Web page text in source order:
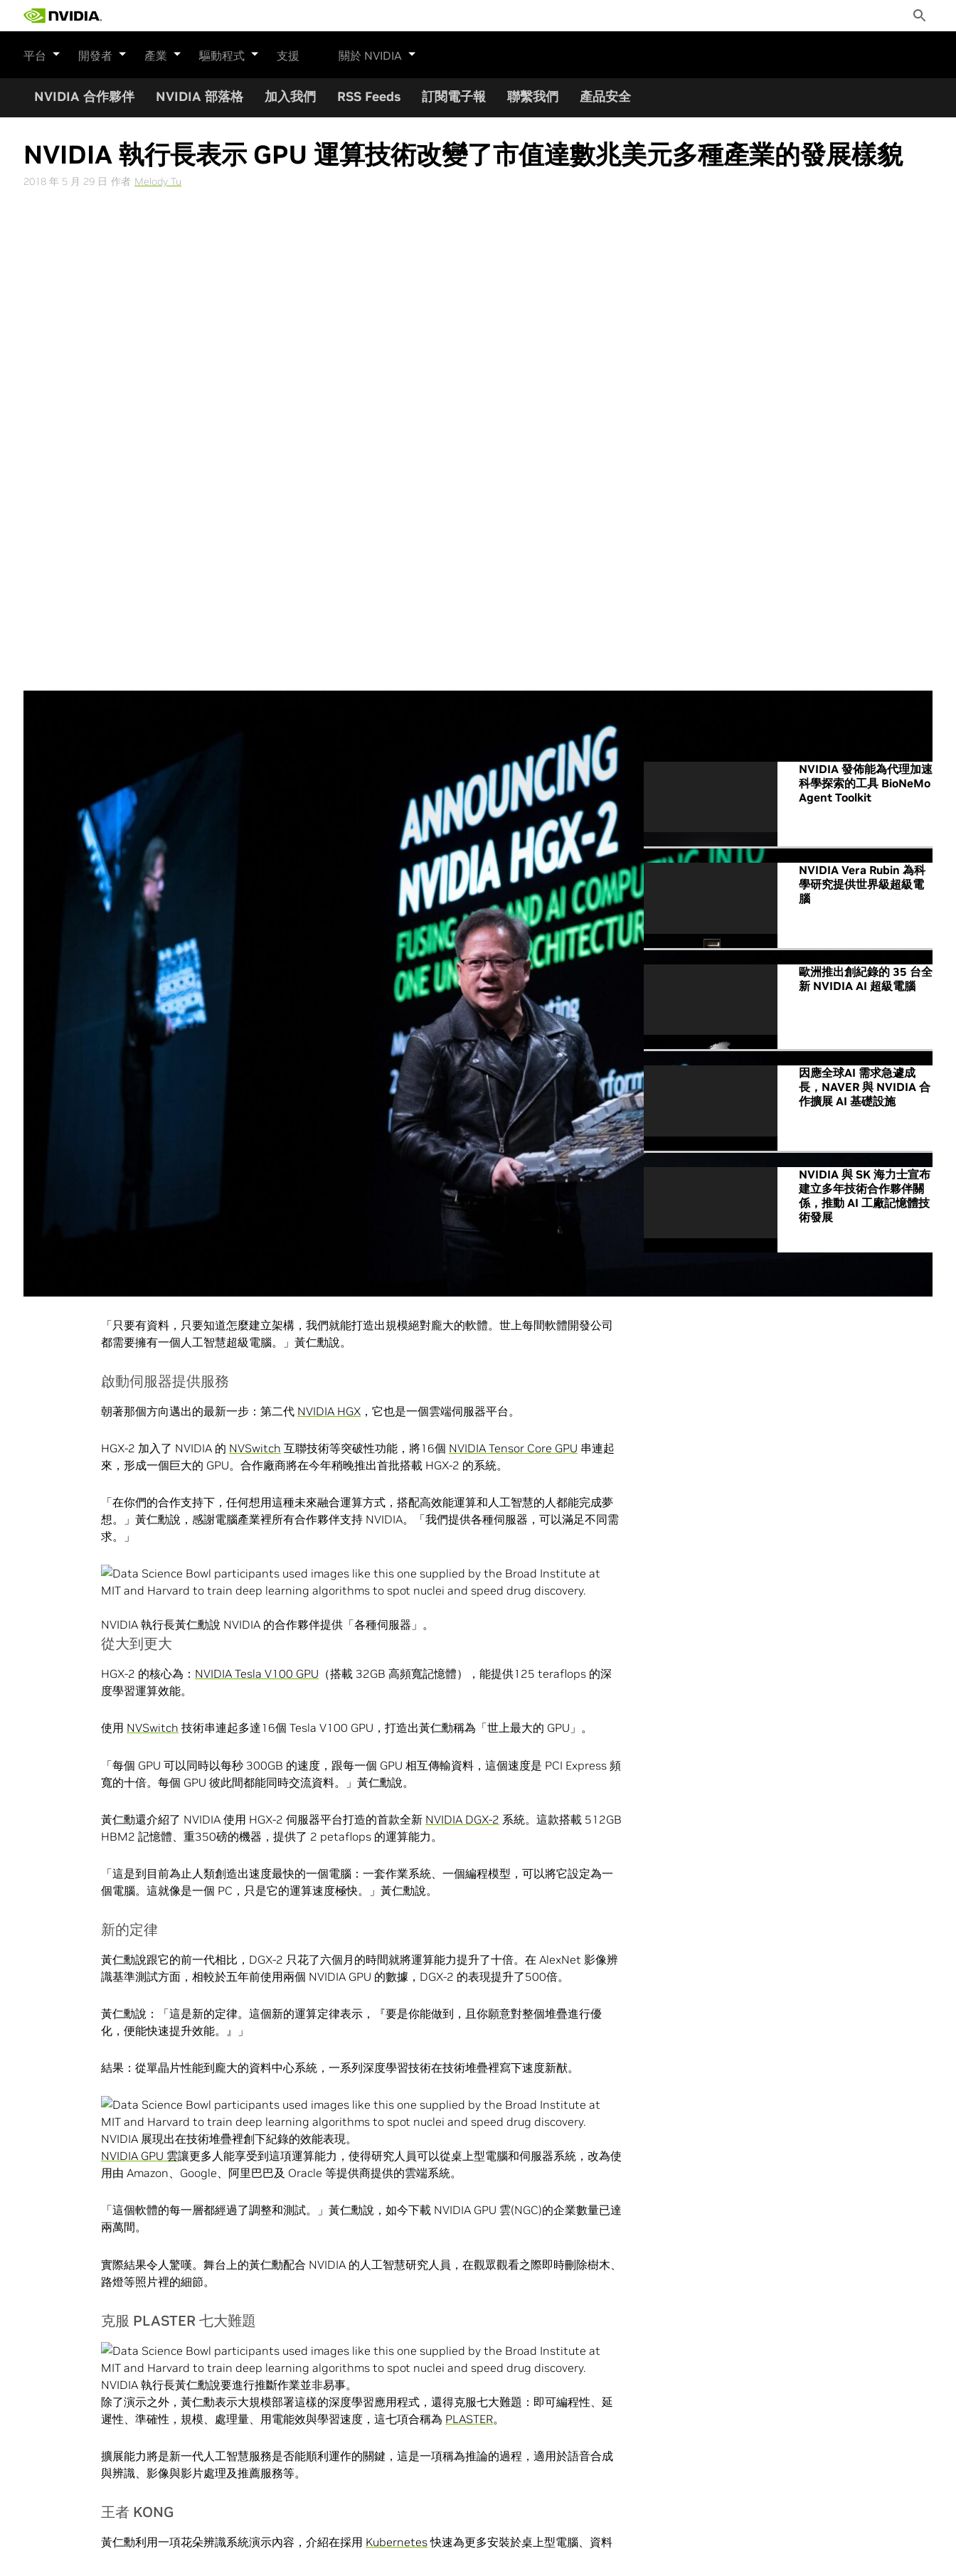
Toggle
Search
平台 開發者 產業 驅動程式 支援 關於 NVIDIA
NVIDIA 合作夥伴 NVIDIA 部落格 加入我們 RSS Feeds 訂閱電子報 聯繫我們 產品安全
NVIDIA 執行長表示 GPU 運算技術改變了市值達數兆美元多種產業的發展樣貌
2018 年 5 月 29 日 作者 Melody Tu
NVIDIA 執行長黃仁勳宣布推出 HGX-2，讓伺服器製造商為全球規模最龐大的產業打造更強大的系統。
NVIDIA 執行長黃仁勳宣布推出 HGX-2，這是雲端伺服器平台的一款「基礎材料」，讓伺服器製造商能採
用 NVIDIA GPU 打造更強大的高效能運算與人工智慧系統。
黃仁勳週三在
活動表示，HGX-2 是雲端伺服器平台家族的最新成員，此平台的運算
能力在五年內成長了500倍，獲得包括各大電腦製造商與獨立軟體開發商在內之商業生態體系的支持。
黃仁勳表示，GPU 在這項運算商業生態體系裡處於核心位置，將為全球市值達數兆美元之多個產業帶來
翻天覆地的改變。他說就只是加入更多的運算能力，便為材料科學、能源與醫學等領域帶來一系列的突
破性進展。
「如今對於運算能力的需求，較過往都還要更大，我們需要這項運算表現繼續延伸下去，我們需要放大
摩爾定律。」黃仁勳對擠滿 GTC Taiwan 會場的兩千多名技術人員、開發員、研究員、政府官員及媒體
這麼說。NVIDIA 今年將在全球各大科技重鎮舉辦七場人工智慧相關活動，GTC Taiwan是其中的第二
NVIDIA 將在今年於全球各地舉行七場人工智慧大會，有兩千名嘉賓出席第二場活動。
黃仁勳長達兩小時的主題演講，為第一天由來自台灣地區及跨國企業之專家率領的開創性人工智慧議題
黃仁勳細述有著 GPU 助力之深度學習技術所推動的科技圈「寒武紀大爆炸」現象。黃仁勳說在不到十年
的時間裡，GPU 的運算能力成長了20倍，代表每年成長1.7倍，這個數字遠遠超越了摩爾定律。
「只要有資料，只要知道怎麼建立架構，我們就能打造出規模絕對龐大的軟體。世上每間軟體開發公司
都需要擁有一個人工智慧超級電腦。」黃仁勳說。
啟動伺服器提供服務
朝著那個方向邁出的最新一步：第二代 NVIDIA HGX ，它也是一個雲端伺服器平台。
HGX-2 加入了 NVIDIA 的 NVSwitch 互聯技術等突破性功能，將16個 NVIDIA Tensor Core GPU 串連起
來，形成一個巨大的 GPU。合作廠商將在今年稍晚推出首批搭載 HGX-2 的系統。
「在你們的合作支持下，任何想用這種未來融合運算方式，搭配高效能運算和人工智慧的人都能完成夢
想。」黃仁勳說，感謝電腦產業裡所有合作夥伴支持 NVIDIA。「我們提供各種伺服器，可以滿足不同需
求。」
NVIDIA 執行長黃仁勳說 NVIDIA 的合作夥伴提供「各種伺服器」。
從大到更大
HGX-2 的核心為： NVIDIA Tesla V100 GPU （搭載 32GB 高頻寬記憶體），能提供125 teraflops 的深
度學習運算效能。
使用 NVSwitch 技術串連起多達16個 Tesla V100 GPU，打造出黃仁勳稱為「世上最大的 GPU」。
「每個 GPU 可以同時以每秒 300GB 的速度，跟每一個 GPU 相互傳輸資料，這個速度是 PCI Express 頻
寬的十倍。每個 GPU 彼此間都能同時交流資料。」黃仁勳說。
黃仁勳還介紹了 NVIDIA 使用 HGX-2 伺服器平台打造的首款全新 NVIDIA DGX-2 系統。這款搭載 512GB
HBM2 記憶體、重350磅的機器，提供了 2 petaflops 的運算能力。
「這是到目前為止人類創造出速度最快的一個電腦：一套作業系統、一個編程模型，可以將它設定為一
個電腦。這就像是一個 PC，只是它的運算速度極快。」黃仁勳說。
新的定律
黃仁勳說跟它的前一代相比，DGX-2 只花了六個月的時間就將運算能力提升了十倍。在 AlexNet 影像辨
識基準測試方面，相較於五年前使用兩個 NVIDIA GPU 的數據，DGX-2 的表現提升了500倍。
黃仁勳說：「這是新的定律。這個新的運算定律表示，『要是你能做到，且你願意對整個堆疊進行優
化，便能快速提升效能。』」
結果：從單晶片性能到龐大的資料中心系統，一系列深度學習技術在技術堆疊裡寫下速度新猷。
NVIDIA 展現出在技術堆疊裡創下紀錄的效能表現。
NVIDIA GPU 雲讓更多人能享受到這項運算能力，使得研究人員可以從桌上型電腦和伺服器系統，改為使
用由 Amazon、Google、阿里巴巴及 Oracle 等提供商提供的雲端系統。
「這個軟體的每一層都經過了調整和測試。」黃仁勳說，如今下載 NVIDIA GPU 雲(NGC)的企業數量已達
兩萬間。
實際結果令人驚嘆。舞台上的黃仁勳配合 NVIDIA 的人工智慧研究人員，在觀眾觀看之際即時刪除樹木、
路燈等照片裡的細節。
克服 PLASTER 七大難題
NVIDIA 執行長黃仁勳說要進行推斷作業並非易事。
除了演示之外，黃仁勳表示大規模部署這樣的深度學習應用程式，還得克服七大難題：即可編程性、延
遲性、準確性，規模、處理量、用電能效與學習速度，這七項合稱為 PLASTER。
擴展能力將是新一代人工智慧服務是否能順利運作的關鍵，這是一項稱為推論的過程，適用於語音合成
與辨識、影像與影片處理及推薦服務等。
王者 KONG
黃仁勳利用一項花朵辨識系統演示內容，介紹在採用 Kubernetes快速為更多安裝於桌上型電腦、資料
NVIDIA 發佈能為代理加速
科學探索的工具 BioNeMo
Agent Toolkit
NVIDIA Vera Rubin 為科
學研究提供世界級超級電
腦
歐洲推出創紀錄的 35 台全
新 NVIDIA AI 超級電腦
因應全球AI 需求急遽成
長，NAVER 與 NVIDIA 合
作擴展 AI 基礎設施
NVIDIA 與 SK 海力士宣布
建立多年技術合作夥伴關
係，推動 AI 工廠記憶體技
術發展